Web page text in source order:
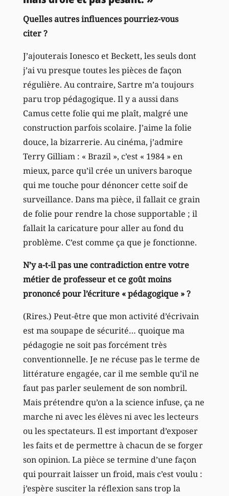
Quelles autres influences pourriez-vous
citer ?
J’ajouterais Ionesco et Beckett, les seuls dont
j’ai vu presque toutes les pièces de façon
régulière. Au contraire, Sartre m’a toujours
paru trop pédagogique. Il y a aussi dans
Camus cette folie qui me plaît, malgré une
construction parfois scolaire. J’aime la folie
douce, la bizarrerie. Au cinéma, j’admire
Terry Gilliam : « Brazil », c’est « 1984 » en
mieux, parce qu’il crée un univers baroque
qui me touche pour dénoncer cette soif de
surveillance. Dans ma pièce, il fallait ce grain
de folie pour rendre la chose supportable ; il
fallait la caricature pour aller au fond du
problème. C’est comme ça que je fonctionne.
N’y a-t-il pas une contradiction entre votre
métier de professeur et ce goût moins
prononcé pour l’écriture « pédagogique » ?
(Rires.) Peut-être que mon activité d’écrivain
est ma soupape de sécurité… quoique ma
pédagogie ne soit pas forcément très
conventionnelle. Je ne récuse pas le terme de
littérature engagée, car il me semble qu’il ne
faut pas parler seulement de son nombril.
Mais prétendre qu’on a la science infuse, ça ne
marche ni avec les élèves ni avec les lecteurs
ou les spectateurs. Il est important d’exposer
les faits et de permettre à chacun de se forger
son opinion. La pièce se termine d’une façon
qui pourrait laisser un froid, mais c’est voulu :
j’espère susciter la réflexion sans trop la